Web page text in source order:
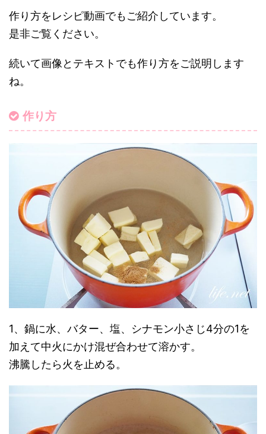
作り方をレシピ動画でもご紹介しています。
是非ご覧ください。
続いて画像とテキストでも作り方をご説明します
ね。
作り方
1、鍋に水、バター、塩、シナモン小さじ4分の1を
加えて中火にかけ混ぜ合わせて溶かす。
沸騰したら火を止める。